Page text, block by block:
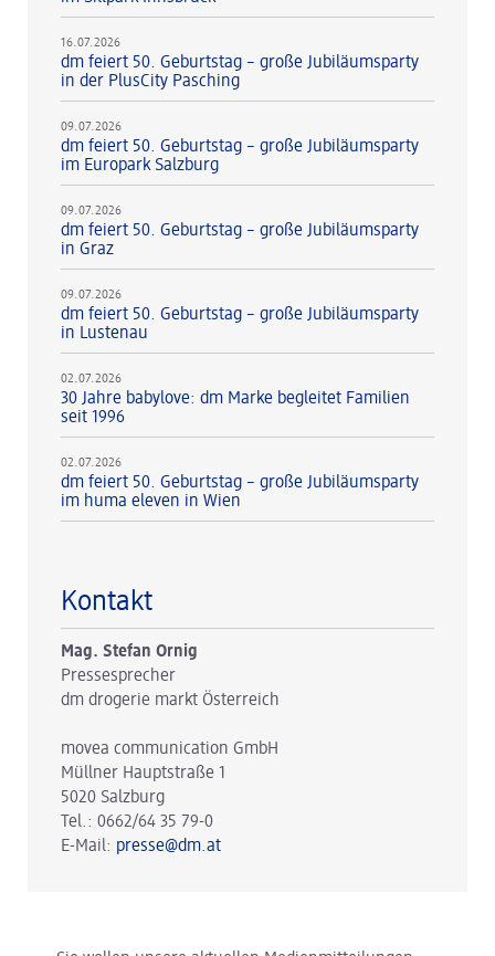
16.07.2026
dm feiert 50. Geburtstag – große Jubiläumsparty
in der PlusCity Pasching
09.07.2026
dm feiert 50. Geburtstag – große Jubiläumsparty
im Europark Salzburg
09.07.2026
dm feiert 50. Geburtstag – große Jubiläumsparty
in Graz
09.07.2026
dm feiert 50. Geburtstag – große Jubiläumsparty
in Lustenau
02.07.2026
30 Jahre babylove: dm Marke begleitet Familien
seit 1996
02.07.2026
dm feiert 50. Geburtstag – große Jubiläumsparty
im huma eleven in Wien
Kontakt
Mag. Stefan Ornig
Pressesprecher
dm drogerie markt Österreich
movea communication GmbH
Müllner Hauptstraße 1
5020 Salzburg
Tel.: 0662/64 35 79-0
E-Mail: presse@dm.at